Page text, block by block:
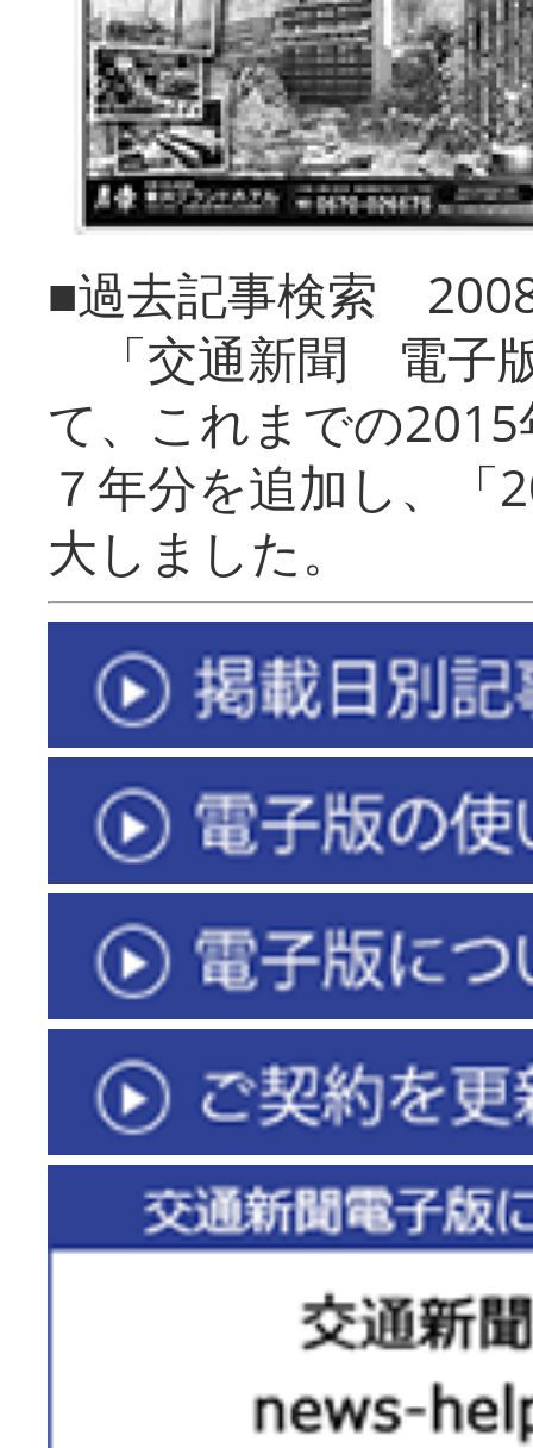
■過去記事検索
「交通新聞 電子
て、これまでの
７年分を追加し、「
大しまし